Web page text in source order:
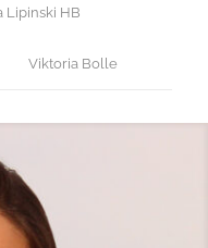
Lipinski HB
Viktoria Bolle